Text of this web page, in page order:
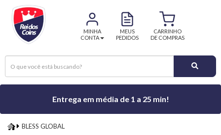
MINHA
CONTA
MEUS
PEDIDOS
CARRINHO
DE COMPRAS
Entrega em média de 1 a 25 min!
BLESS GLOBAL